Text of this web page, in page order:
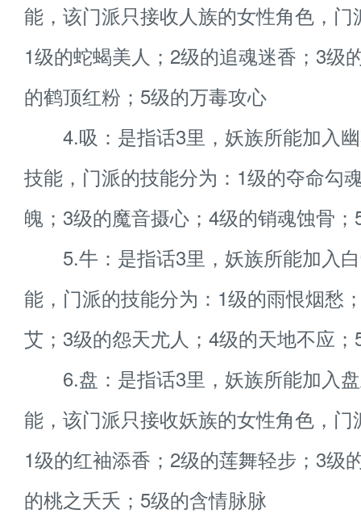
能，该门派只接收人族的女性角色，
1级的蛇蝎美人；2级的追魂迷香；3级
的鹤顶红粉；5级的万毒攻心
4.吸：是指话3里，妖族所能加入
技能，门派的技能分为：1级的夺命勾
魄；3级的魔音摄心；4级的销魂蚀骨
5.牛：是指话3里，妖族所能加入
能，门派的技能分为：1级的雨恨烟愁
艾；3级的怨天尤人；4级的天地不应
6.盘：是指话3里，妖族所能加入
能，该门派只接收妖族的女性角色，
1级的红袖添香；2级的莲舞轻步；3级
的桃之夭夭；5级的含情脉脉